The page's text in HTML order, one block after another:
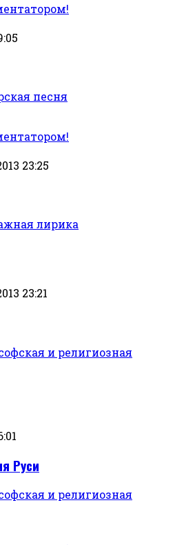
песня
23:25
лирика
23:21
и религиозная
Руси
и религиозная